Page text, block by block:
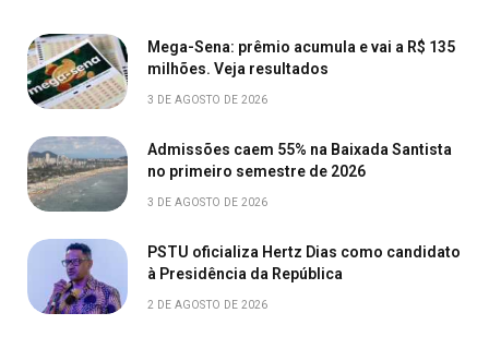
Mega-Sena: prêmio acumula e vai a R$ 135
milhões. Veja resultados
3 DE AGOSTO DE 2026
Admissões caem 55% na Baixada Santista
no primeiro semestre de 2026
3 DE AGOSTO DE 2026
PSTU oficializa Hertz Dias como candidato
à Presidência da República
2 DE AGOSTO DE 2026